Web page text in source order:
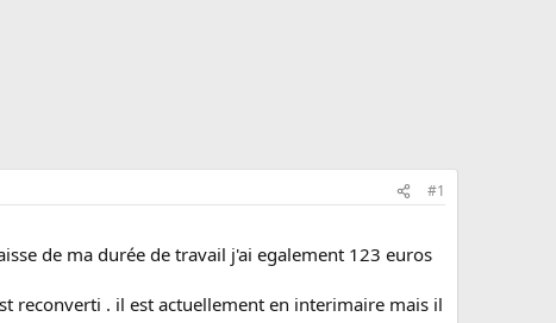
#1
de ma durée de travail j'ai egalement 123 euros
reconverti . il est actuellement en interimaire mais il